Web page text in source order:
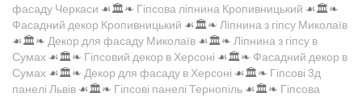
фасаду Черкаси ☙🏛️❧ Гіпсова ліпнина Кропивницький ☙🏛️❧
Фасадний декор Кропивницький ☙🏛️❧ Ліпнина з гіпсу Миколаїв
☙🏛️❧ Декор для фасаду Миколаїв ☙🏛️❧ Ліпнина з гіпсу в
Сумах ☙🏛️❧ Гіпсовий декор в Херсоні ☙🏛️❧ Фасадний декор в
Сумах ☙🏛️❧ Декор для фасаду в Херсоні ☙🏛️❧ Гіпсові 3д
панелі Львів ☙🏛️❧ Гіпсові панелі Тернопіль ☙🏛️❧ Гіпсова